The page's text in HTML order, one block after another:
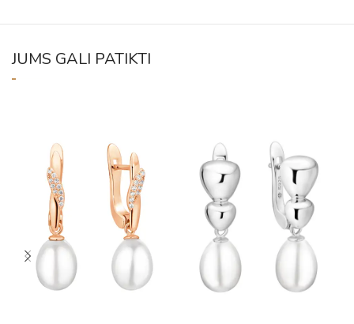
JUMS GALI PATIKTI